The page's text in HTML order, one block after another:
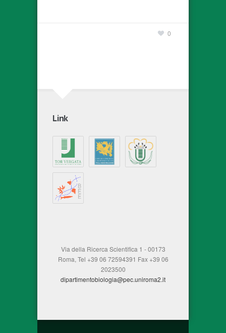
0
Link
Via della Ricerca Scientifica 1 - 00173
Roma, Tel +39 06 72594391 Fax +39 06
2023500
dipartimentobiologia@pec.uniroma2.it